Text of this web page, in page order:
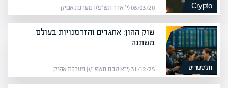
Crypto 06/03/20 (י׳ אדר תש״פ) | מערכת אפיק
וולסטריט
שוק ההון: אתגרים והזדמנויות בעולם
משתנה
31/12/25 (י״א טבת תשפ״ו) | מערכת אפיק